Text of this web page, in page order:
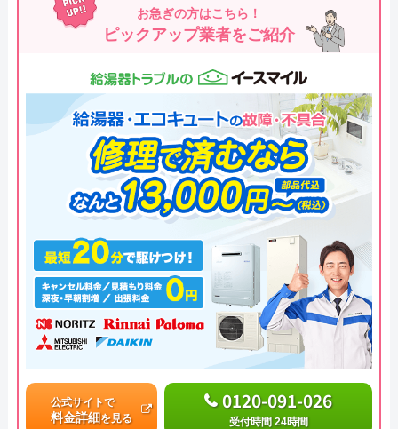
お急ぎの方はこちら！
ピックアップ業者をご紹介
公式サイトで
料金詳細を見る
0120-091-026
受付時間 24時間